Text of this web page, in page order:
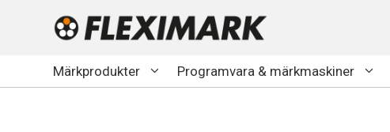
Märkprodukter Programvara & märkmaskiner